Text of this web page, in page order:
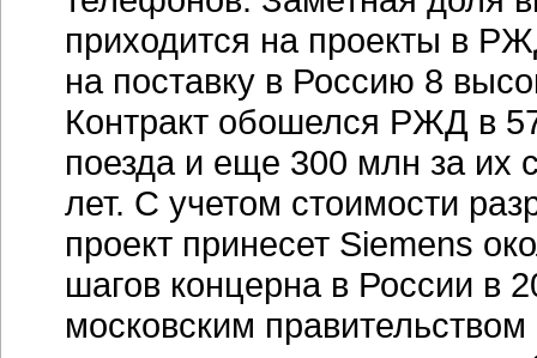
приходится на проекты в
на поставку в Россию 8
Контракт обошелся РЖД в
поезда и еще 300 млн за их
лет. С учетом стоимости
проект принесет Siemens
шагов концерна в России в
московским